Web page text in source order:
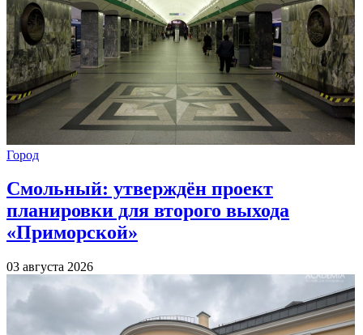
Город
Смольный: утверждён проект
планировки для второго выхода
«Приморской»
03 августа 2026